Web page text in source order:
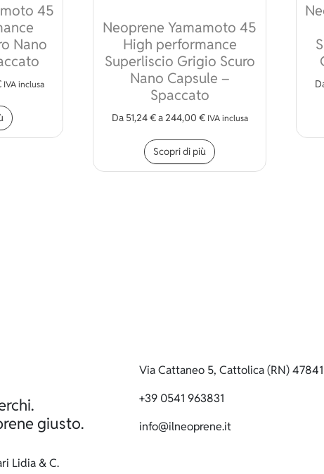
45
Nano
IVA inclusa
Questo prodotto ha più varianti. Le opzioni possono essere
Neoprene Yamamoto 45
High performance
Superliscio Grigio Scuro
Nano Capsule –
Spaccato
Da 51,24€a244,00 € IVA inclusa
Scopri di più
Questo prodotto ha
giusto.
Lidia & C.
Via Cattaneo 5, Cattolica (RN) 47841
+39 0541 963831
info@ilneoprene.it